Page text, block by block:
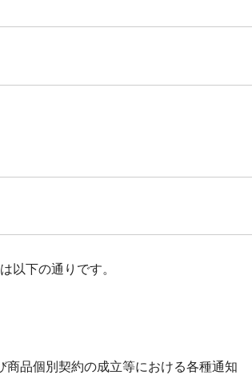
以下の通りです。
品個別契約の成立等における各種通知